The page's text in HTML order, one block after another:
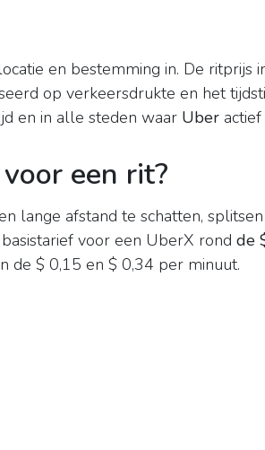
en bestemming in. De ritprijs
op verkeersdrukte en het
en in alle steden waar Uber
een rit?
lange afstand te schatten,
voor een UberX rond de
de $ 0,15 en $ 0,34 per minuut.